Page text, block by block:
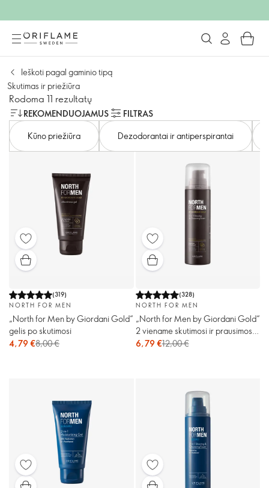
Ieškoti pagal gaminio tipą
Skutimas ir priežiūra
Rodoma 11 rezultatų
REKOMENDUOJAMUS
FILTRAS
Kūno priežiūra
Dezodorantai ir antiperspirantai
(319)
NORTH FOR MEN
„North for Men by Giordani Gold“
gelis po skutimosi
4,79 €8,00 €
(328)
NORTH FOR MEN
„North for Men by Giordani Gold“
2 viename skutimosi ir prausimosi
putos
6,79 €12,00 €